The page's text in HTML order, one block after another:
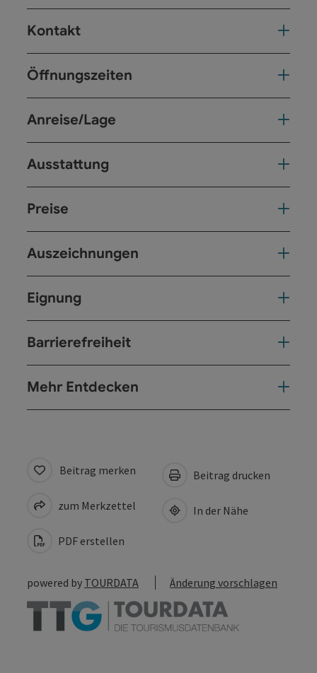
Kontakt
Öffnungszeiten
Anreise/Lage
Ausstattung
Preise
Auszeichnungen
Eignung
Barrierefreiheit
Mehr Entdecken
Beitrag merken
zum Merkzettel
PDF erstellen
Beitrag drucken
In der Nähe
powered by TOURDATA Änderung vorschlagen